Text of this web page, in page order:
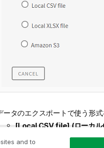
ータのエクスポートで使う形
[Local CSV file] (ローカル
り、テキスト囲み文字、
and to